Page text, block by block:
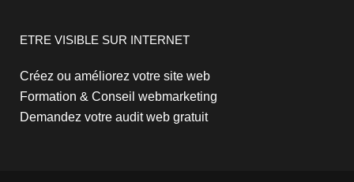
ETRE VISIBLE SUR INTERNET
Créez ou améliorez votre site web
Formation & Conseil webmarketing
Demandez votre audit web gratuit